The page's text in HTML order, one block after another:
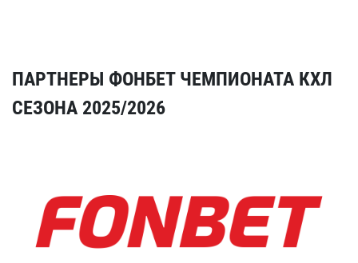
ПАРТНЕРЫ ФОНБЕТ ЧЕМПИОНАТА КХЛ
СЕЗОНА 2025/2026